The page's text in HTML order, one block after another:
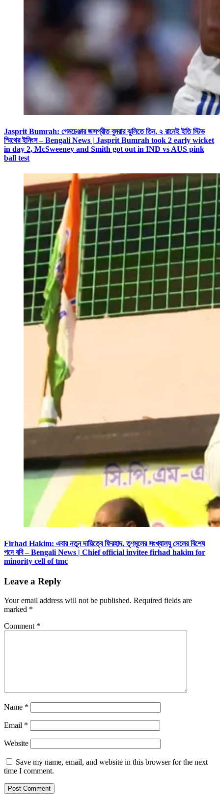
Jasprit Bumrah: গেমচেঞ্জার জসপ্রীত বুমরার ঝুলিতে তিন, ২ রানেই ইতি স্টিভ
স্মিথের ইনিংস – Bengali News | Jasprit Bumrah took 2 early wicket
in day 2, McSweeney and Smith got out in IND vs AUS pink
ball test
Firhad Hakim: এবার নতুন দায়িত্বে ফিরহাদ, তৃণমূলের সংখ্যালঘু সেলের বিশেষ
পদে ববি – Bengali News | Chief official invitee firhad hakim for
minority cell of tmc
Leave a Reply
Your email address will not be published. Required fields are
marked *
Comment *
Name *
Email *
Website
Save my name, email, and website in this browser for the next
time I comment.